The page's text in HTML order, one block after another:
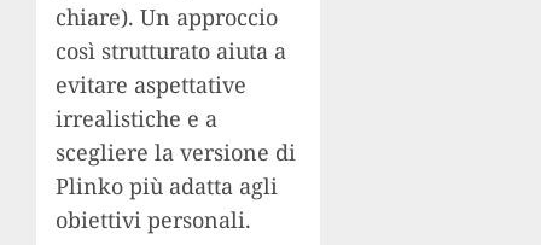
chiare). Un approccio
così strutturato aiuta a
evitare aspettative
irrealistiche e a
scegliere la versione di
Plinko più adatta agli
obiettivi personali.